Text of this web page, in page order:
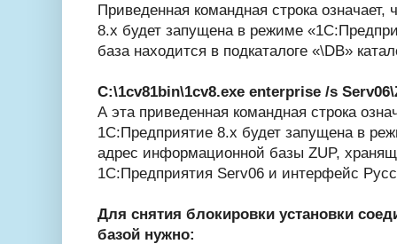
Приведенная командная строка
8.x будет запущена в режиме
база находится в подкаталоге «\DB»
С:\1cv81bin\1cv8.exe enterprise /s
А эта приведенная командная строка
1С:Предприятие 8.x будет запущена в
адрес информационной базы ZUP,
1С:Предприятия Serv06 и интерфейс
Для снятия блокировки установки
базой нужно: